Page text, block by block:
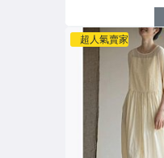
超人氣賣家